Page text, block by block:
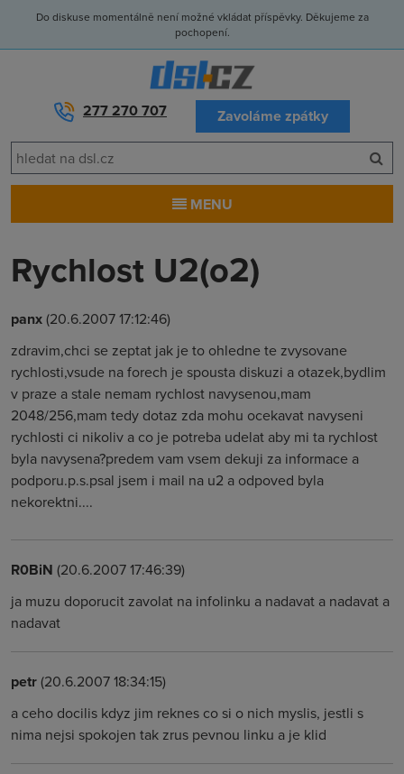
Do diskuse momentálně není možné vkládat příspěvky. Děkujeme za
pochopení.
277 270 707 Zavoláme zpátky
MENU
Rychlost U2(o2)
panx(20.6.2007 17:12:46)
zdravim,chci se zeptat jak je to ohledne te zvysovane
rychlosti,vsude na forech je spousta diskuzi a otazek,bydlim
v praze a stale nemam rychlost navysenou,mam
2048/256,mam tedy dotaz zda mohu ocekavat navyseni
rychlosti ci nikoliv a co je potreba udelat aby mi ta rychlost
byla navysena?predem vam vsem dekuji za informace a
podporu.p.s.psal jsem i mail na u2 a odpoved byla
nekorektni....
R0BiN (20.6.2007 17:46:39)
ja muzu doporucit zavolat na infolinku a nadavat a nadavat a
nadavat
petr(20.6.2007 18:34:15)
a ceho docilis kdyz jim reknes co si o nich myslis, jestli s
nima nejsi spokojen tak zrus pevnou linku a je klid